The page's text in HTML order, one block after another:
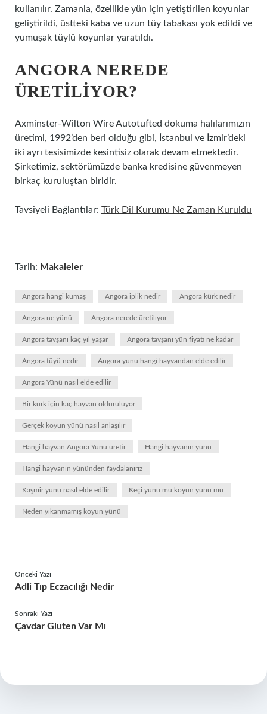
kullanılır. Zamanla, özellikle yün için yetiştirilen koyunlar
geliştirildi, üstteki kaba ve uzun tüy tabakası yok edildi ve
yumuşak tüylü koyunlar yaratıldı.
ANGORA NEREDE
ÜRETILIYOR?
Axminster-Wilton Wire Autotufted dokuma halılarımızın
üretimi, 1992’den beri olduğu gibi, İstanbul ve İzmir’deki
iki ayrı tesisimizde kesintisiz olarak devam etmektedir.
Şirketimiz, sektörümüzde banka kredisine güvenmeyen
birkaç kuruluştan biridir.
Tavsiyeli Bağlantılar: Türk Dil Kurumu Ne Zaman Kuruldu
Tarih: Makaleler
Angora hangi kumaş Angora iplik nedir Angora kürk nedir
Angora ne yünü Angora nerede üretiliyor
Angora tavşanı kaç yıl yaşar Angora tavşanı yün fiyatı ne kadar
Angora tüyü nedir Angora yunu hangi hayvandan elde edilir
Angora Yünü nasıl elde edilir
Bir kürk için kaç hayvan öldürülüyor
Gerçek koyun yünü nasıl anlaşılır
Hangi hayvan Angora Yünü üretir Hangi hayvanın yünü
Hangi hayvanın yününden faydalanırız
Kaşmir yünü nasıl elde edilir Keçi yünü mü koyun yünü mü
Neden yıkanmamış koyun yünü
Önceki Yazı
Adli Tıp Eczacılığı Nedir
Sonraki Yazı
Çavdar Gluten Var Mı